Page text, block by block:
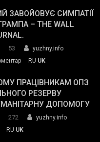
ЗАВОЙОВУЄ СИМПАТІЇ
– THE WALL
53
yuzhny.info
on
завойовує
симпатії
виборців
The
RU UK
ПРАЦІВНИКАМ ОПЗ
РЕЗЕРВУ
ДОПОМОГУ
272
yuzhny.info
RU UK